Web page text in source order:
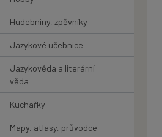
Hudebniny, zpěvníky
Jazykové učebnice
Jazykověda a literární
věda
Kuchařky
Mapy, atlasy, průvodce